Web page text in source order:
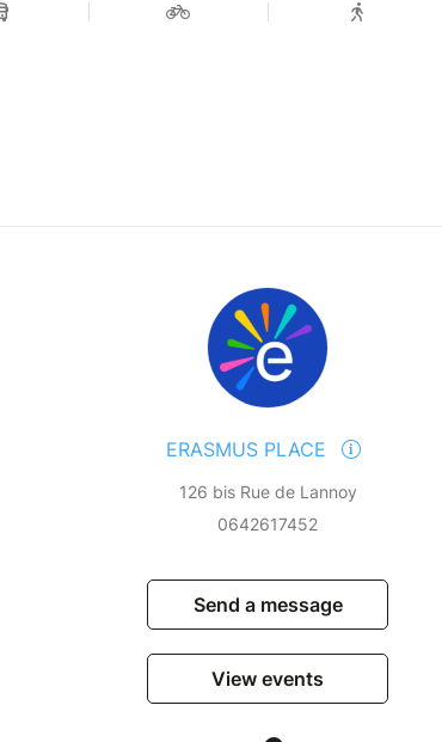
tourisme (61 personnes), avec des
un climat plus agréable. Pour les grandes
possession d’une carte d’identité valide
Vous devez informer le responsable en cas
particuliers (asthme, diabète) et/ou de
parentale ainsi que le numéro des parents
ERASMUS PLACE
126 bis Rue de Lannoy
0642617452
Send a message
View events